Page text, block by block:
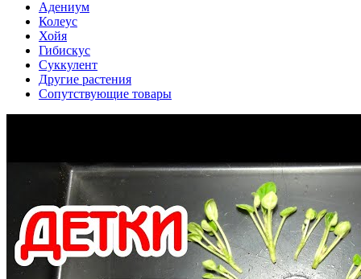
Адениум
Колеус
Хойя
Гибискус
Суккулент
Другие растения
Сопутствующие товары